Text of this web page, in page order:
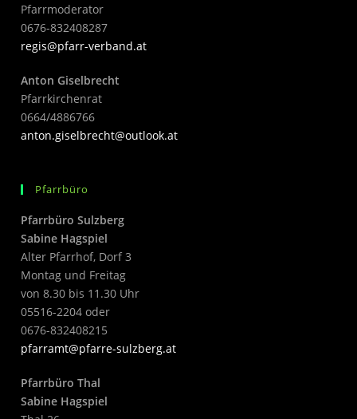
Pfarrmoderator
0676-832408287
regis@pfarr-verband.at
Anton Giselbrecht
Pfarrkirchenrat
0664/4886766
anton.giselbrecht@outlook.at
Pfarrbüro
Pfarrbüro Sulzberg
Sabine Hagspiel
Alter Pfarrhof, Dorf 3
Montag und Freitag
von 8.30 bis 11.30 Uhr
05516-2204 oder
0676-832408215
pfarramt@pfarre-sulzberg.at
Pfarrbüro Thal
Sabine Hagspiel